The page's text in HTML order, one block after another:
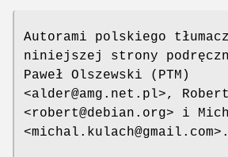
Autorami polskiego
niniejszej strony
Paweł Olszewski (PTM)
<alder@amg.net.pl>,
<robert@debian.org> i
<michal.kulach@gmail.com>.